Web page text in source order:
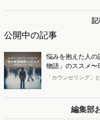
記
公開中の記事
悩みを抱えた人の
物語」のススメ〜
「カウンセリング」
もに自分のこころを
す。臨床心理士の東
だけが見つからない
っているかもしれな
編集部